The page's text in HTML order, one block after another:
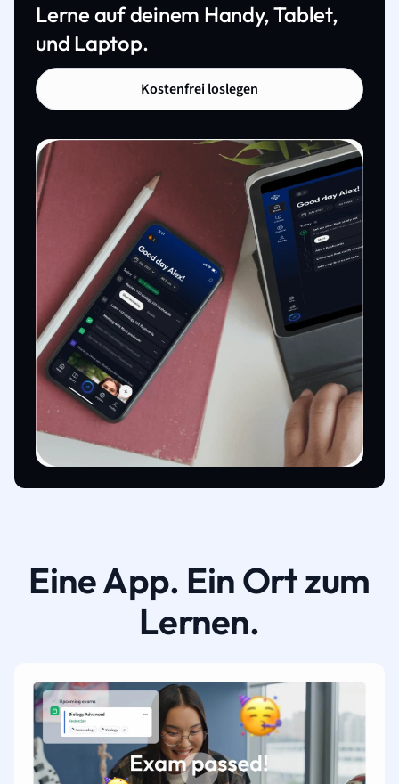
Lerne auf deinem Handy, Tablet,
und Laptop.
Kostenfrei loslegen
Eine App. Ein Ort zum
Lernen.